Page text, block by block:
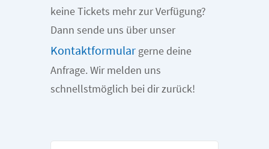
keine Tickets mehr zur Verfügung?
Dann sende uns über unser
Kontaktformular gerne deine
Anfrage. Wir melden uns
schnellstmöglich bei dir zurück!